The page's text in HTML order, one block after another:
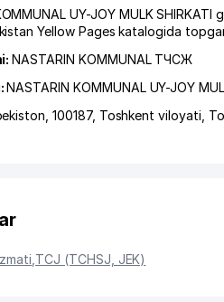
UY-JOY MULK
Yellow Pages katalogida
NASTARIN KOMMUNAL ТЧСЖ
NASTARIN KOMMUNAL UY-JOY
100187, Toshkent viloyati
TCJ (TCHSJ, JEK)